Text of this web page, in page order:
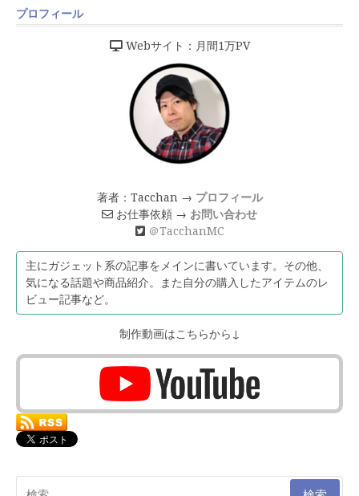
プロフィール
Webサイト：月間1万PV
著者：Tacchan → プロフィール
お仕事依頼 → お問い合わせ
＠TacchanMC
主にガジェット系の記事をメインに書いています。その他、
気になる話題や商品紹介。また自分の購入したアイテムのレ
ビュー記事など。
制作動画はこちらから↓